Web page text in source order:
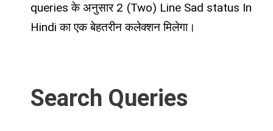
queries के अनुसार 2 (Two) Line Sad status In
Hindi का एक बेहतरीन कलेक्शन मिलेगा।
Search Queries